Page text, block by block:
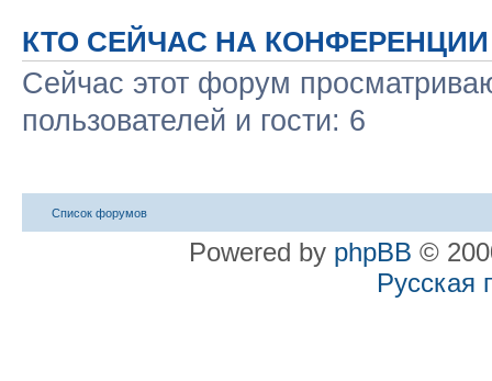
КТО СЕЙЧАС НА КОНФЕРЕНЦИИ
Сейчас этот форум
пользователей и гости: 6
Список форумов
Powered by phpBB ©
Русская